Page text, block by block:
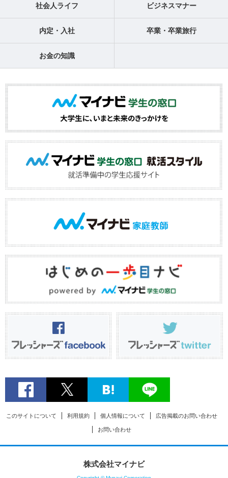
社会人ライフ ビジネスマナー
内定・入社 卒業・卒業旅行
お金の知識
このサイトについて 利用規約 個人情報について 広告掲載のお問い合わせ
お問い合わせ
株式会社マイナビ